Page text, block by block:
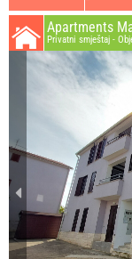
Apartments
Privatni smještaj -